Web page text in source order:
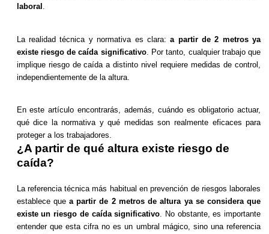
laboral
La realidad técnica y normativa es clara:a partir de 2 metros ya
existe riesgo de caída significativo. Por tanto, cualquier trabajo que
implique riesgo de caída a distinto nivel requiere medidas de control,
independientemente de la altura.
En este artículo encontrarás, además, cuándo es obligatorio actuar,
qué dice la normativa y qué medidas son realmente eficaces para
proteger a los trabajadores.
¿A partir de qué altura existe riesgo de
caída?
La referencia técnica más habitual en prevención de riesgos laborales
establece quea partir de 2 metros de altura ya se considera que
existe un riesgo de caída significativo. No obstante, es importante
entender que esta cifra no es un umbral mágico, sino una referencia